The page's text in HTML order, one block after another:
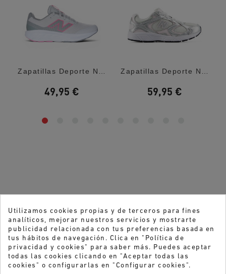
Zapatillas Deporte New Balance 520 Lace...
49,95 €
Zapatillas Deporte New Balance 408 White...
59,95 €
Utilizamos cookies propias y de terceros para fines
analíticos, mejorar nuestros servicios y mostrarte
publicidad relacionada con tus preferencias basada en
tus hábitos de navegación. Clica en "Política de
privacidad y cookies" para saber más. Puedes aceptar
todas las cookies clicando en "Aceptar todas las
cookies" o configurarlas en "Configurar cookies".